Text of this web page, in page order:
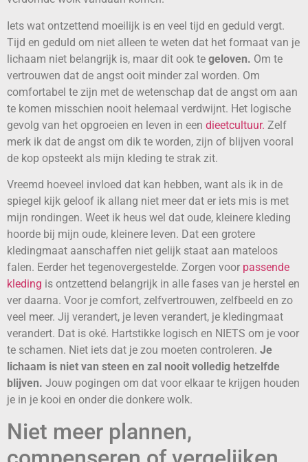
Iets wat ontzettend moeilijk is en veel tijd en geduld vergt.
Tijd en geduld om niet alleen te weten dat het formaat van je
lichaam niet belangrijk is, maar dit ook te geloven. Om te
vertrouwen dat de angst ooit minder zal worden. Om
comfortabel te zijn met de wetenschap dat de angst om aan
te komen misschien nooit helemaal verdwijnt. Het logische
gevolg van het opgroeien en leven in een dieetcultuur. Zelf
merk ik dat de angst om dik te worden, zijn of blijven vooral
de kop opsteekt als mijn kleding te strak zit.
Vreemd hoeveel invloed dat kan hebben, want als ik in de
spiegel kijk geloof ik allang niet meer dat er iets mis is met
mijn rondingen. Weet ik heus wel dat oude, kleinere kleding
hoorde bij mijn oude, kleinere leven. Dat een grotere
kledingmaat aanschaffen niet gelijk staat aan mateloos
falen. Eerder het tegenovergestelde. Zorgen voor passende
kleding is ontzettend belangrijk in alle fases van je herstel en
ver daarna. Voor je comfort, zelfvertrouwen, zelfbeeld en zo
veel meer. Jij verandert, je leven verandert, je kledingmaat
verandert. Dat is oké. Hartstikke logisch en NIETS om je voor
te schamen. Niet iets dat je zou moeten controleren. Je
lichaam is niet van steen en zal nooit volledig hetzelfde
blijven. Jouw pogingen om dat voor elkaar te krijgen houden
je in je kooi en onder die donkere wolk.
Niet meer plannen,